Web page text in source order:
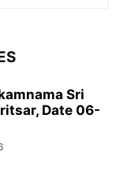
Sri
Date 06-